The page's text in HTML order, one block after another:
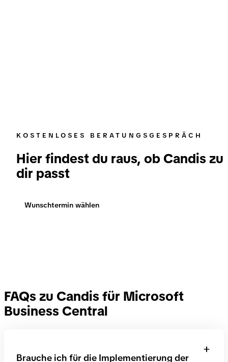
KOSTENLOSES BERATUNGSGESPRÄCH
Hier findest du raus, ob Candis zu
dir passt
Wunschtermin wählen
FAQs zu Candis für Microsoft
Business Central
Brauche ich für die Implementierung der